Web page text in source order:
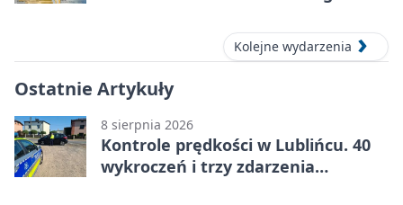
Kolejne wydarzenia
Ostatnie Artykuły
8 sierpnia 2026
Kontrole prędkości w Lublińcu. 40
wykroczeń i trzy zdarzenia